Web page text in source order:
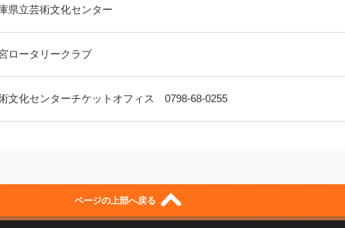
県立芸術文化センター
ロータリークラブ
文化センターチケットオフィス 0798-68-0255
ページの上部へ戻る